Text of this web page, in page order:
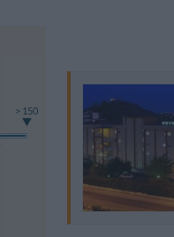
> 150